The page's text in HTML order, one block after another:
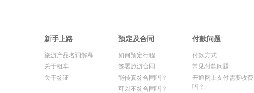
新手上路
旅游产品名词解释
关于租车
关于签证
预定及合同
如何预定行程
签署旅游合同
能传真签合同吗？
可以不签合同吗？
付款问题
付款方式
常见付款问题
开通网上支付需要收费
吗？